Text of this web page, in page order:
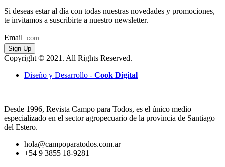
Si deseas estar al día con todas nuestras novedades y promociones,
te invitamos a suscribirte a nuestro newsletter.
Email
Sign Up
Copyright © 2021. All Rights Reserved.
Diseño y Desarrollo - Cook Digital
Desde 1996, Revista Campo para Todos, es el único medio
especializado en el sector agropecuario de la provincia de Santiago
del Estero.
hola@campoparatodos.com.ar
+54 9 3855 18-9281